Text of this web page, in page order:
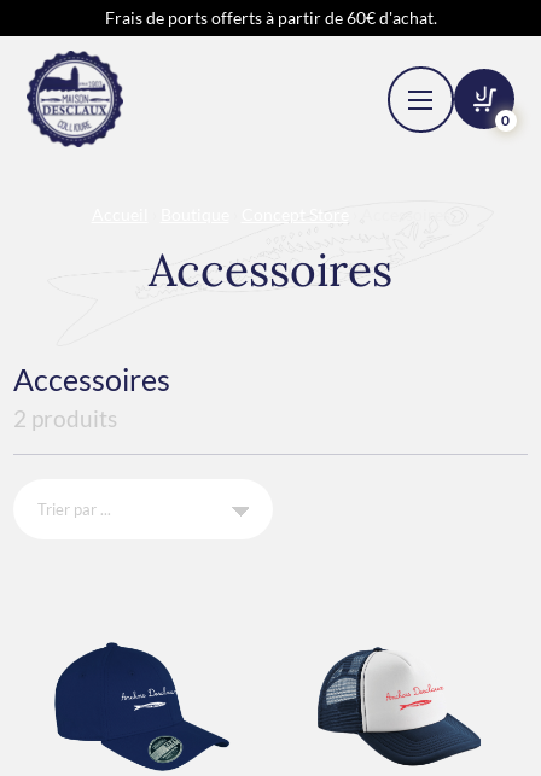
Frais de ports offerts à partir de 60€ d'achat.
0
Concept Store
Accessoires
Accessoires
2 produits